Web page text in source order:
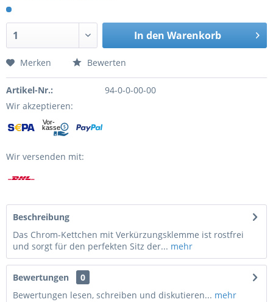
In den Warenkorb
Merken Bewerten
Artikel-Nr.:
94-0-0-00-00
Wir akzeptieren:
Wir versenden mit:
Beschreibung
Das Chrom-Kettchen mit Verkürzungsklemme ist rostfrei
und sorgt für den perfekten Sitz der... mehr
Bewertungen
0
Bewertungen lesen, schreiben und diskutieren... mehr